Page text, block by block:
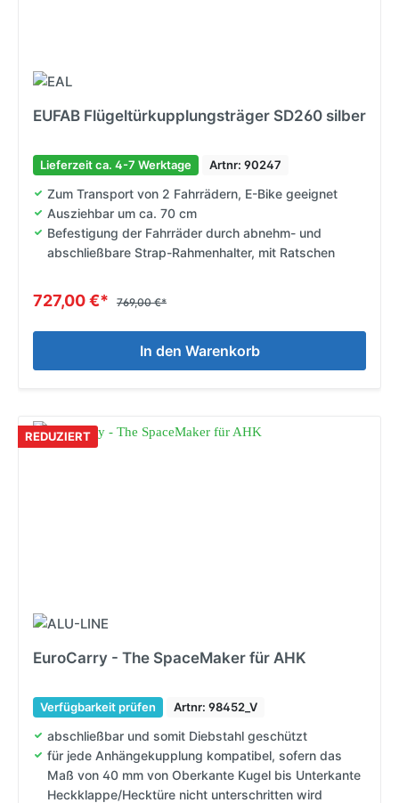
EUFAB Flügeltürkupplungsträger SD260 silber
Lieferzeit ca. 4-7 Werktage Artnr: 90247
Zum Transport von 2 Fahrrädern, E-Bike geeignet
Ausziehbar um ca. 70 cm
Befestigung der Fahrräder durch abnehm- und
abschließbare Strap-Rahmenhalter, mit Ratschen
727,00 €* 769,00 €*
In den Warenkorb
REDUZIERT
EuroCarry - The SpaceMaker für AHK
Verfügbarkeit prüfen Artnr: 98452_V
abschließbar und somit Diebstahl geschützt
für jede Anhängekupplung kompatibel, sofern das
Maß von 40 mm von Oberkante Kugel bis Unterkante
Heckklappe/Hecktüre nicht unterschritten wird